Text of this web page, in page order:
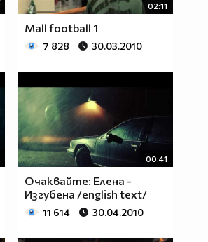
02:11
Mall football 1
7 828 30.03.2010
00:41
Очаквайте: Елена -
Изгубена /english text/
11 614 30.04.2010